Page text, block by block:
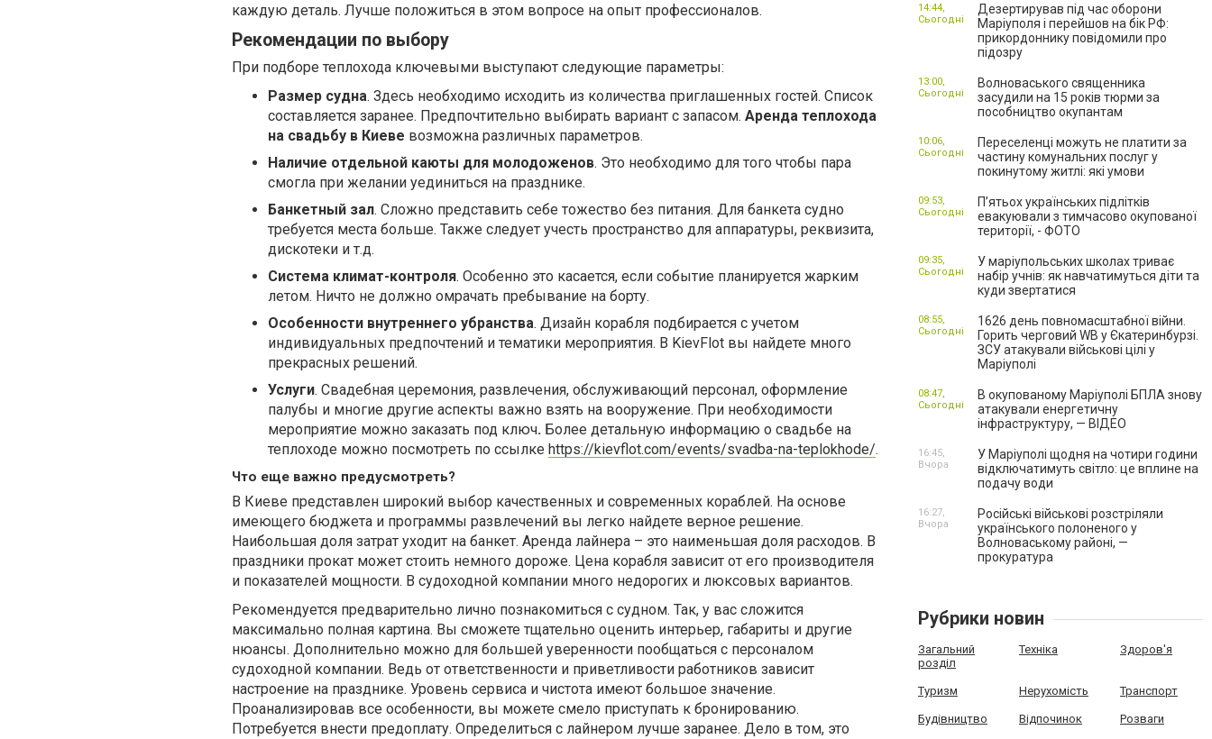
каждую деталь. Лучше положиться в этом вопросе на опыт профессионалов.
Рекомендации по выбору
При подборе теплохода ключевыми выступают следующие параметры:
Размер судна. Здесь необходимо исходить из количества приглашенных гостей. Список
составляется заранее. Предпочтительно выбирать вариант с запасом. Аренда теплохода
на свадьбу в Киеве возможна различных параметров.
Наличие отдельной каюты для молодоженов. Это необходимо для того чтобы пара
смогла при желании уединиться на празднике.
Банкетный зал. Сложно представить себе тожество без питания. Для банкета судно
требуется места больше. Также следует учесть пространство для аппаратуры, реквизита,
дискотеки и т.д.
Система климат-контроля. Особенно это касается, если событие планируется жарким
летом. Ничто не должно омрачать пребывание на борту.
Особенности внутреннего убранства. Дизайн корабля подбирается с учетом
индивидуальных предпочтений и тематики мероприятия. В KievFlot вы найдете много
прекрасных решений.
Услуги. Свадебная церемония, развлечения, обслуживающий персонал, оформление
палубы и многие другие аспекты важно взять на вооружение. При необходимости
мероприятие можно заказать под ключ. Более детальную информацию о свадьбе на
теплоходе можно посмотреть по ссылке https://kievflot.com/events/svadba-na-teplokhode/.
Что еще важно предусмотреть?
В Киеве представлен широкий выбор качественных и современных кораблей. На основе
имеющего бюджета и программы развлечений вы легко найдете верное решение.
Наибольшая доля затрат уходит на банкет. Аренда лайнера – это наименьшая доля расходов. В
праздники прокат может стоить немного дороже. Цена корабля зависит от его производителя
и показателей мощности. В судоходной компании много недорогих и люксовых вариантов.
Рекомендуется предварительно лично познакомиться с судном. Так, у вас сложится
максимально полная картина. Вы сможете тщательно оценить интерьер, габариты и другие
нюансы. Дополнительно можно для большей уверенности пообщаться с персоналом
судоходной компании. Ведь от ответственности и приветливости работников зависит
настроение на празднике. Уровень сервиса и чистота имеют большое значение.
Проанализировав все особенности, вы можете смело приступать к бронированию.
Потребуется внести предоплату. Определиться с лайнером лучше заранее. Дело в том, это
Дезертирував під час оборони
Маріуполя і перейшов на бік РФ:
прикордоннику повідомили про
підозру
14:44,
Сьогодні
Волноваського священника
засудили на 15 років тюрми за
пособництво окупантам
13:00,
Сьогодні
Переселенці можуть не платити за
частину комунальних послуг у
покинутому житлі: які умови
10:06,
Сьогодні
П’ятьох українських підлітків
евакуювали з тимчасово окупованої
території, - ФОТО
09:53,
Сьогодні
У маріупольських школах триває
набір учнів: як навчатимуться діти та
куди звертатися
09:35,
Сьогодні
1626 день повномасштабної війни.
Горить черговий WB у Єкатеринбурзі.
ЗСУ атакували військові цілі у
Маріуполі
08:55,
Сьогодні
В окупованому Маріуполі БПЛА знову
атакували енергетичну
інфраструктуру, — ВІДЕО
08:47,
Сьогодні
У Маріуполі щодня на чотири години
відключатимуть світло: це вплине на
подачу води
16:45,
Вчора
Російські військові розстріляли
українського полоненого у
Волноваському районі, —
прокуратура
16:27,
Вчора
Рубрики новин
Загальний
розділ
Техніка Здоров'я
Туризм Нерухомість Транспорт
Будівництво Відпочинок Розваги